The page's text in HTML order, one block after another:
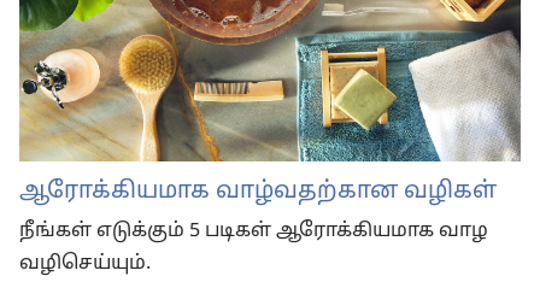
ஆரோக்கியமாக வாழ்வதற்கான வழிகள்
நீங்கள் எடுக்கும் 5 படிகள் ஆரோக்கியமாக வாழ
வழிசெய்யும்.